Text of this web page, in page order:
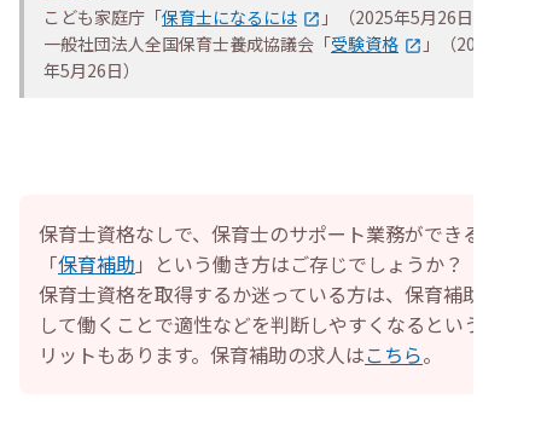
こども家庭庁「保育士になるには
」（2025年5月26日）
一般社団法人全国保育士養成協議会「受験資格
」（2025
年5月26日）
保育士資格なしで、保育士のサポート業務ができる
「保育補助 」という働き方はご存じでしょうか？
保育士資格を取得するか迷っている方は、保育補助と
して働くことで適性などを判断しやすくなるというメ
リットもあります。保育補助の求人はこちら。